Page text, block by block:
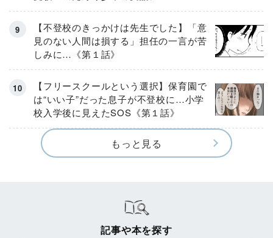
【不登校のきっかけは先生でした】「意
見のない人間は損する」担任の一言が苦
しみに…《第１話》
【フリースクールという選択】保育園で
は“いい子”だった息子が不登校に…小学
校入学後に見えたSOS《第１話》
もっと見る
記事や本を探す